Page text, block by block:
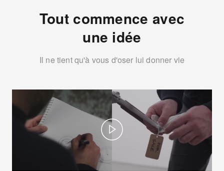
Tout commence avec
une idée
Il ne tient qu'à vous d'oser lui donner vie
Play